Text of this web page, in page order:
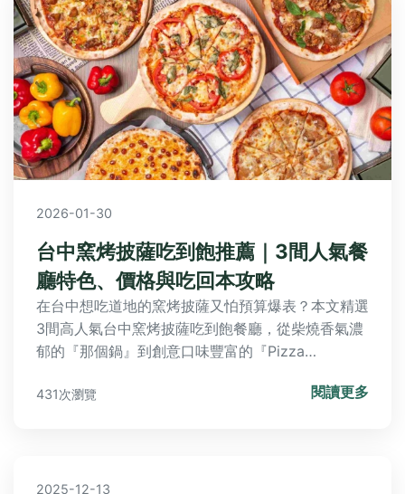
2026-01-30
台中窯烤披薩吃到飽推薦｜3間人氣餐
廳特色、價格與吃回本攻略
在台中想吃道地的窯烤披薩又怕預算爆表？本文精選
3間高人氣台中窯烤披薩吃到飽餐廳，從柴燒香氣濃
郁的『那個鍋』到創意口味豐富的『Pizza
隱藏吃法，教你如何輕鬆吃回本，滿足對義式美味的
431次瀏覽 閱讀更多
2025-12-13